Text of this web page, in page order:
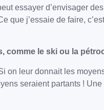
essayer d’envisager
que j’essaie de faire,
comme le ski ou la
on leur donnait les
seraient partants !